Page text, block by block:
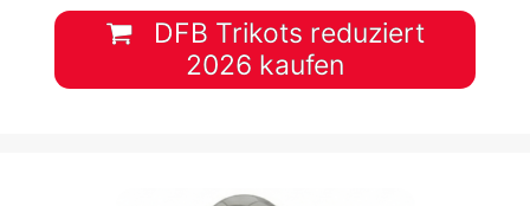
DFB Trikots reduziert
2026 kaufen